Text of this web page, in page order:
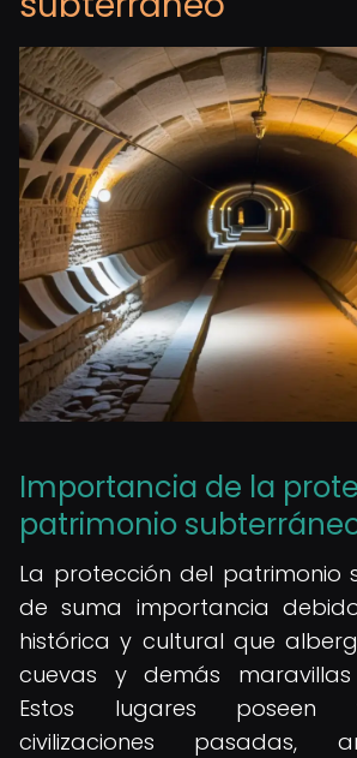
Importancia de la
patrimonio
La protección del patrimonio
de suma importancia
histórica y cultural que
cuevas y demás maravillas
Estos lugares poseen
civilizaciones pasadas,